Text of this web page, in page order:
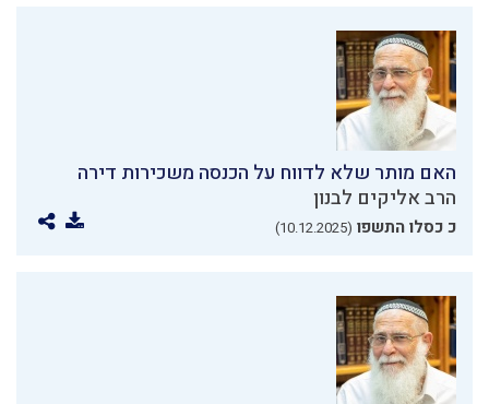
האם מותר שלא לדווח על הכנסה משכירות דירה
הרב אליקים לבנון
כ כסלו התשפו (10.12.2025)